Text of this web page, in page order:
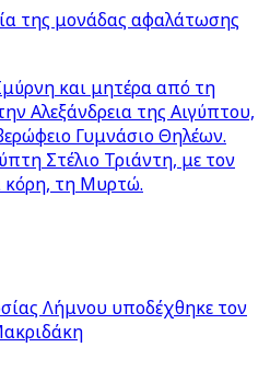
της μονάδας αφαλάτωσης
και μητέρα από τη
Αλεξάνδρεια της Αιγύπτου,
Γυμνάσιο Θηλέων.
Στέλιο Τριάντη, με τον
κόρη, τη Μυρτώ.
Λήμνου υποδέχθηκε τον